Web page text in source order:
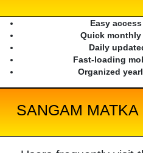
Easy
Quick
Daily
Fast-loading
Organized
SANGAM